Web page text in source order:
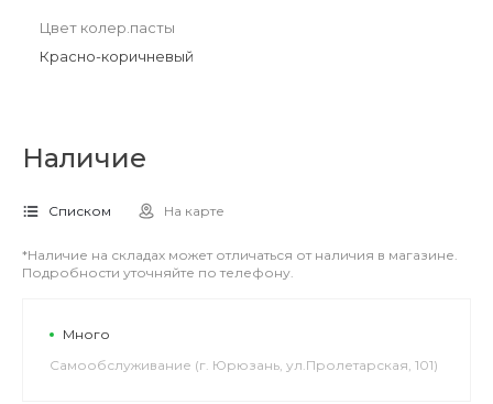
Цвет колер.пасты
Красно-коричневый
Наличие
Списком На карте
*Наличие на складах может отличаться от наличия в магазине.
Подробности уточняйте по телефону.
Много
Самообслуживание (г. Юрюзань, ул.Пролетарская, 101)